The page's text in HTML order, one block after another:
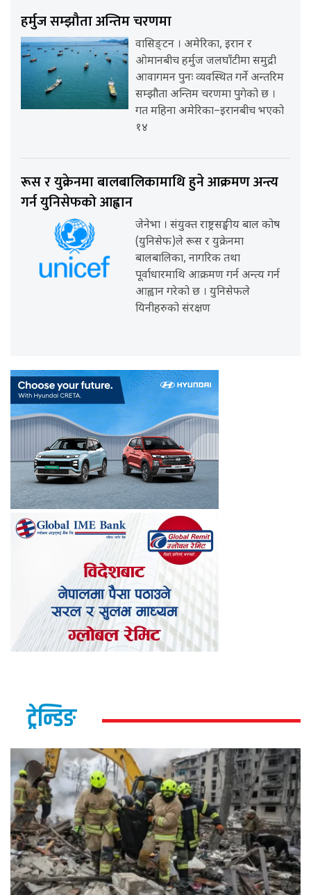
हर्मुज सम्झौता अन्तिम चरणमा
वासिङ्टन । अमेरिका, इरान र
ओमानबीच हर्मुज जलघाँटीमा समुद्री
आवागमन पुनः व्यवस्थित गर्ने अन्तरिम
सम्झौता अन्तिम चरणमा पुगेको छ ।
गत महिना अमेरिका–इरानबीच भएको
१४
रूस र युक्रेनमा बालबालिकामाथि हुने आक्रमण अन्त्य
गर्न युनिसेफको आह्वान
जेनेभा । संयुक्त राष्ट्रसङ्घीय बाल कोष
(युनिसेफ)ले रूस र युक्रेनमा
बालबालिका, नागरिक तथा
पूर्वाधारमाथि आक्रमण गर्न अन्त्य गर्न
आह्वान गरेको छ । युनिसेफले
यिनीहरुको संरक्षण
ट्रेन्डिङ